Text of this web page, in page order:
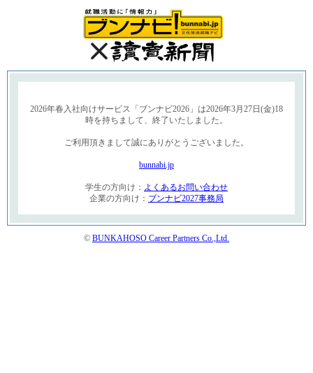
2026年春入社向けサービス「ブンナビ2026」は2026年3月27日(金)18
時を持ちまして、終了いたしました。
ご利用頂きまして誠にありがとうございました。
bunnabi.jp
学生の方向け： よくあるお問い合わせ
企業の方向け： ブンナビ2027事務局
© BUNKAHOSO Career Partners Co.,Ltd.